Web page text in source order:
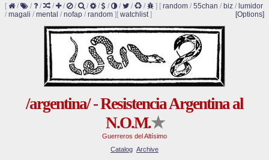
[ / / / / / / / / / / / / ] [ random / 55chan / biz / lumidor
/ magali / mental / nofap / random ] [Options]
[ watchlist]
/argentina/ - Resistencia Argentina al
N.O.M.★
Guerreros del Altísimo
Catalog Archive